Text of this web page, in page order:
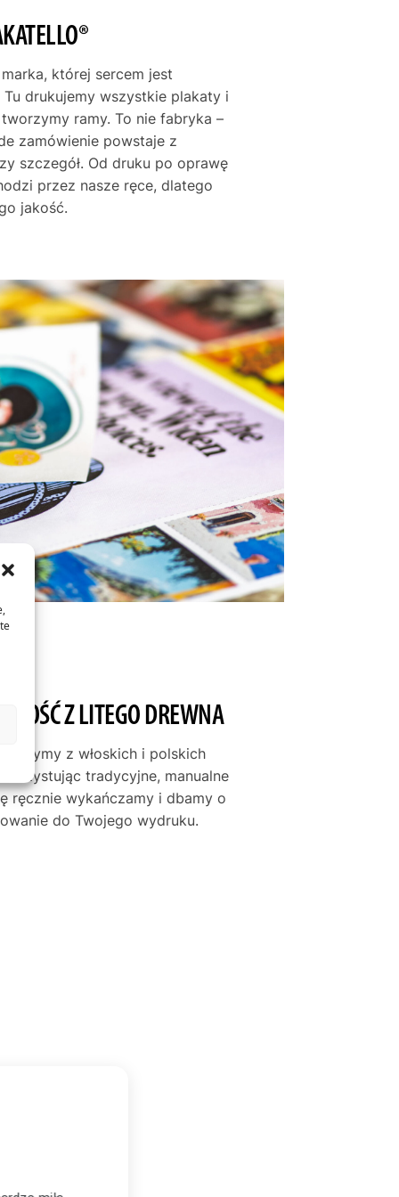
wnętrza.
i 30. ubiegłego wieku, szczególnie wśród
tacy jak Wassily Kandinsky czy Paul Klee
kształtami i kontrastowymi
o niezwykłej sile wyrazu.
wpisuje się w ten nurt, będąc
na temat klasycznych wzorów.
której sercem jest
drukujemy wszystkie plakaty i
ramy. To nie fabryka –
zamówienie powstaje z
szczegół. Od druku po oprawę
przez nasze ręce, dlatego
jakość.
Z LITEGO DREWNA
z włoskich i polskich
tradycyjne, manualne
ręcznie wykańczamy i dbamy o
do Twojego wydruku.